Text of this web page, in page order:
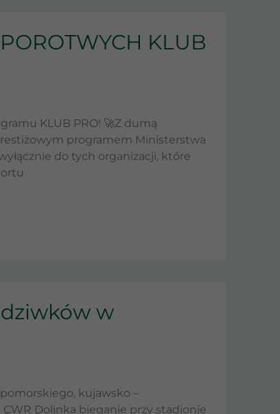
KLUB
KLUB PRO! 🚀Z dumą
programem Ministerstwa
do tych organizacji, które
w
kujawsko –
Dolinka bieganie przy stadionie